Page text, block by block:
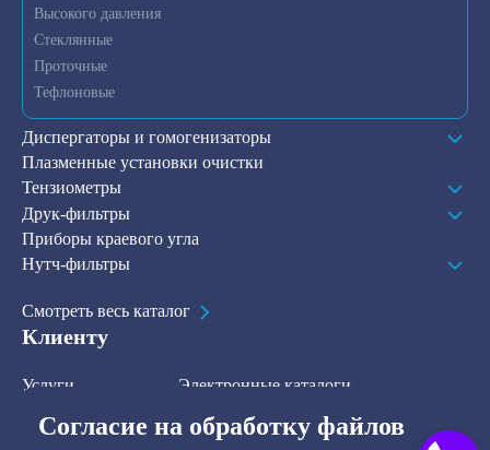
Согласие на обработку файлов
Высокого давления
Стеклянные
Проточные
Тефлоновые
Диспергаторы и гомогенизаторы
Плазменные установки очистки
Тензиометры
Друк-фильтры
Приборы краевого угла
Нутч-фильтры
Смотреть весь каталог
Клиенту
Услуги
В наличии на складе
Электронные каталоги
Контакты